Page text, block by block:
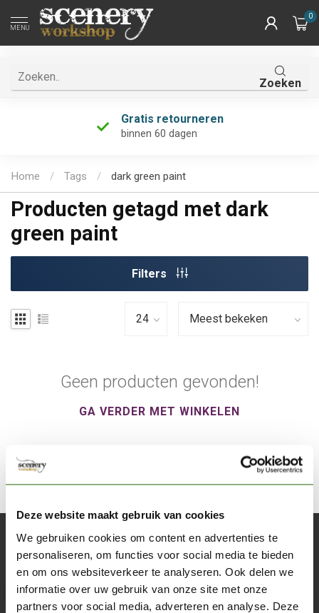
Deze website maakt gebruik van cookies
We gebruiken cookies om content en advertenties te
personaliseren, om functies voor social media te bieden
en om ons websiteverkeer te analyseren. Ook delen we
informatie over uw gebruik van onze site met onze
partners voor social media, adverteren en analyse. Deze
MENU
0
Zoeken
Gratis retourneren
binnen 60 dagen
Home / Tags / dark green paint
Producten getagd met dark
green paint
Filters
Geen producten gevonden!
GA VERDER MET WINKELEN
Abonneer je op onze nieuwsbrief
Blijf op de hoogte over onze laatste acties